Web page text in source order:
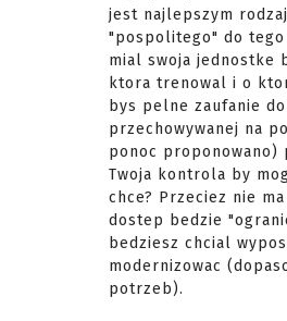
jest najlepszym
"pospolitego" do tego
mial swoja jednostke
ktora trenowal i o
bys pelne zaufanie
przechowywanej na
ponoc
Twoja kontrola by
chce? Przeciez nie
dostep bedzie
bedziesz chcial
modernizowac
potrzeb).